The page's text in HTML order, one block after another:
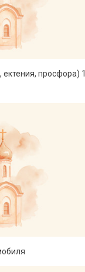
просфора) 1